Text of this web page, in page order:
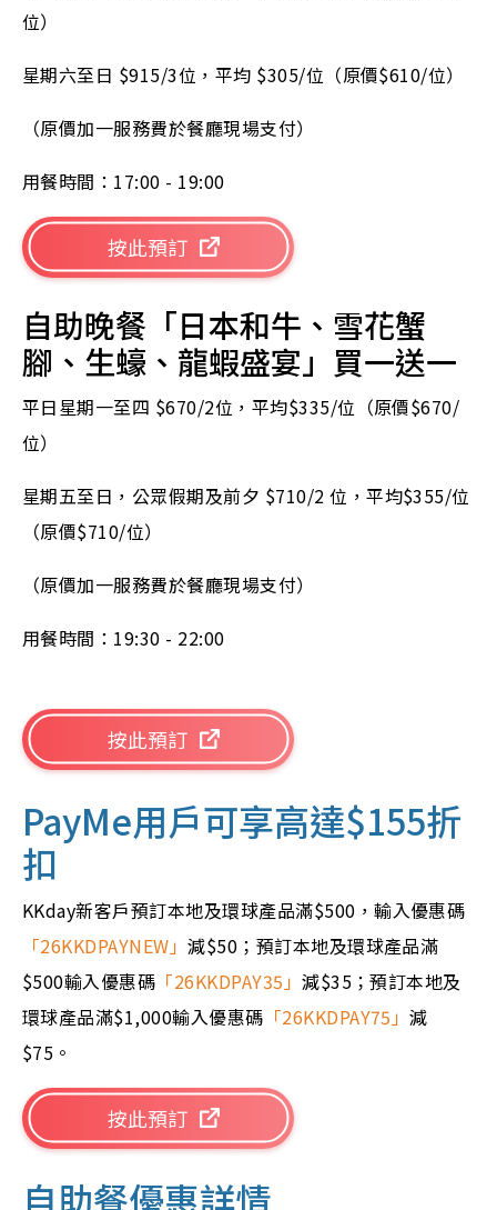
位）
星期六至日 $915/3位，平均 $305/位（原價$610/位）
（原價加一服務費於餐廳現場支付）
用餐時間：17:00 - 19:00
按此預訂
自助晚餐「日本和牛、雪花蟹
腳、生蠔、龍蝦盛宴」買一送一
平日星期一至四 $670/2位，平均$335/位（原價$670/
位）
星期五至日，公眾假期及前夕 $710/2 位，平均$355/位
（原價$710/位）
（原價加一服務費於餐廳現場支付）
用餐時間：19:30 - 22:00
按此預訂
PayMe用戶可享高達$155折
扣
KKday新客戶預訂本地及環球產品滿$500，輸入優惠碼
「26KKDPAYNEW」減$50；預訂本地及環球產品滿
$500輸入優惠碼 「26KKDPAY35」減$35；預訂本地及
環球產品滿$1,000輸入優惠碼 「26KKDPAY75」減
$75。
按此預訂
自助餐優惠詳情